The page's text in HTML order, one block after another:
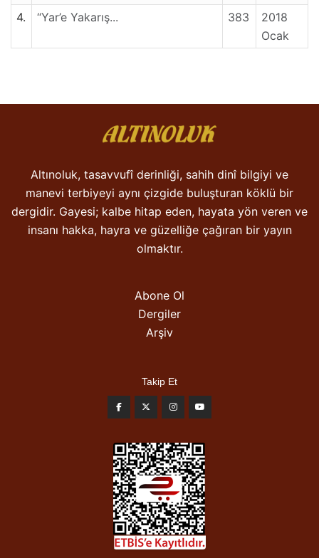
4.
“Yar’e Yakarış... 383
2018
Ocak
Altınoluk, tasavvufî derinliği, sahih dinî bilgiyi ve
manevi terbiyeyi aynı çizgide buluşturan köklü bir
dergidir. Gayesi; kalbe hitap eden, hayata yön veren ve
insanı hakka, hayra ve güzelliğe çağıran bir yayın
olmaktır.
Abone Ol
Dergiler
Arşiv
Takip Et